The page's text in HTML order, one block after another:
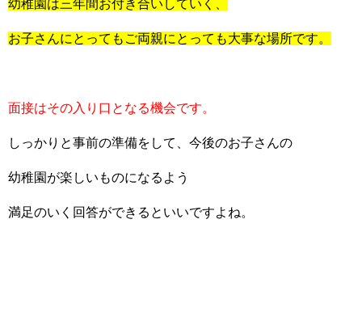
幼稚園は三年間お付き合いしていく、
お子さんにとってもご両親にとっても大事な場所です。
面接はその入り口となる機会です。
しっかりと事前の準備をして、今後のお子さんの
幼稚園が楽しいものになるよう
満足のいく回答ができるといいですよね。